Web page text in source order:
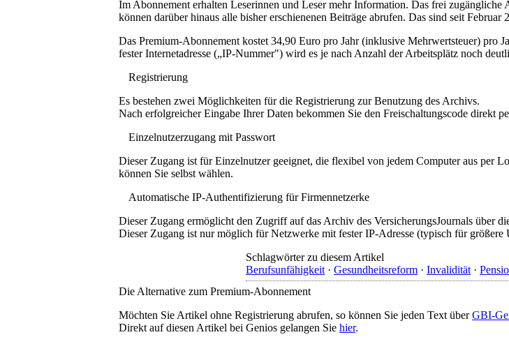
Im Abonnement erhalten Leserinnen und Leser mehr Information. Das frei
können darüber hinaus alle bisher erschienenen Beiträge abrufen. Das sind seit
Das Premium-Abonnement kostet 34,90 Euro pro Jahr (inklusive Mehrwertsteuer) pro
fester Internetadresse („IP-Nummer") wird es je nach Anzahl der Arbeitsplätz noch
Registrierung
Es bestehen zwei Möglichkeiten für die Registrierung zur Benutzung des Archivs.
Nach erfolgreicher Eingabe Ihrer Daten bekommen Sie den Freischaltungscode direkt
Einzelnutzerzugang mit Passwort
Dieser Zugang ist für Einzelnutzer geeignet, die flexibel von jedem Computer aus per
können Sie selbst wählen.
Automatische IP-Authentifizierung für Firmennetzerke
Dieser Zugang ermöglicht den Zugriff auf das Archiv des VersicherungsJournals über
Dieser Zugang ist nur möglich für Netzwerke mit fester IP-Adresse (typisch für
Schlagwörter zu diesem Artikel
Berufsunfähigkeit · Gesundheitsreform · Invalidität ·
Die Alternative zum Premium-Abonnement
Möchten Sie Artikel ohne Registrierung abrufen, so können Sie jeden Text überGBI-
Direkt auf diesen Artikel bei Genios gelangen Sie hier.